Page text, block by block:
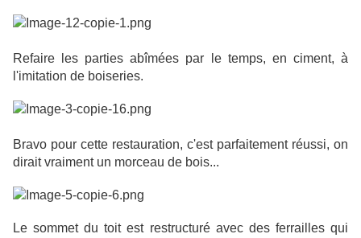
Refaire les parties abîmées par le temps, en ciment, à
l'imitation de boiseries.
Bravo pour cette restauration, c'est parfaitement réussi, on
dirait vraiment un morceau de bois...
Le sommet du toit est restructuré avec des ferrailles qui